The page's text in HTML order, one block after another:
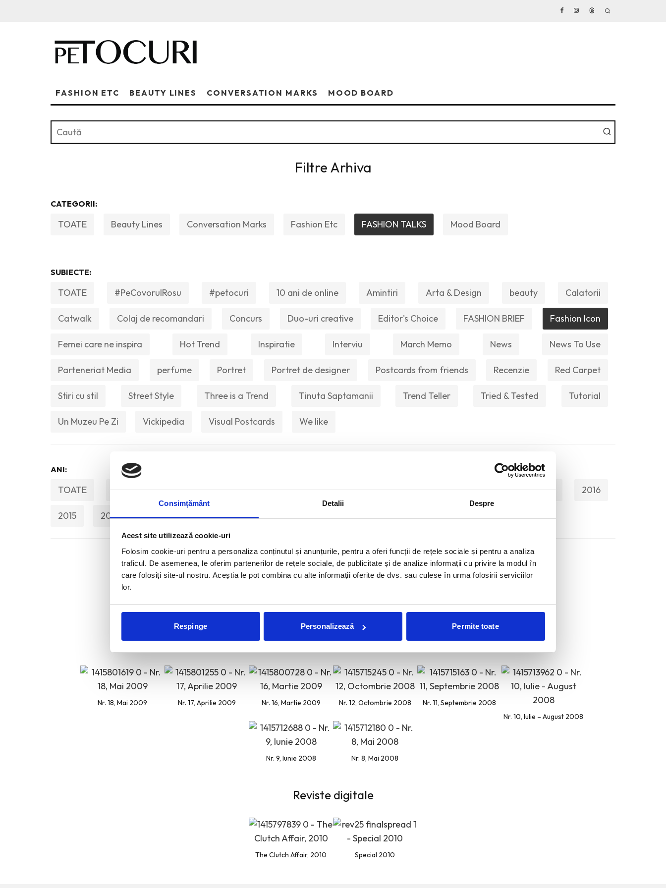
Consimțământ Detalii Despre
Acest site utilizează cookie-uri
Folosim cookie-uri pentru a personaliza conținutul și anunțurile, pentru a oferi funcții de rețele sociale și pentru a analiza
traficul. De asemenea, le oferim partenerilor de rețele sociale, de publicitate și de analize informații cu privire la modul în
care folosiți site-ul nostru. Aceștia le pot combina cu alte informații oferite de dvs. sau culese în urma folosirii serviciilor
lor.
Respinge Personalizează Permite toate
FASHION ETC BEAUTY LINES CONVERSATION MARKS MOOD BOARD
Filtre Arhiva
CATEGORII:
TOATE Beauty Lines Conversation Marks Fashion Etc FASHION TALKS Mood Board
SUBIECTE:
TOATE #PeCovorulRosu #petocuri 10 ani de online Amintiri Arta & Design beauty Calatorii
Catwalk Colaj de recomandari Concurs Duo-uri creative Editor's Choice FASHION BRIEF Fashion Icon
Femei care ne inspira Hot Trend Inspiratie Interviu March Memo News News To Use
Parteneriat Media perfume Portret Portret de designer Postcards from friends Recenzie Red Carpet
Stiri cu stil Street Style Three is a Trend Tinuta Saptamanii Trend Teller Tried & Tested Tutorial
Un Muzeu Pe Zi Vickipedia Visual Postcards We like
ANI:
TOATE 2026 2025 2024 2023 2022 2021 2020 2019 2018 2017 2016
2015 2014 2013 2012 2011 2010 2009 2008
Reviste tiparite
Nr. 18, Mai 2009 Nr. 17, Aprilie 2009 Nr. 16, Martie 2009 Nr. 12, Octombrie 2008
Nr. 11, Septembrie 2008
Nr. 10, Iulie – August 2008
Nr. 9, Iunie 2008 Nr. 8, Mai 2008
Reviste digitale
The Clutch Affair, 2010 Special 2010